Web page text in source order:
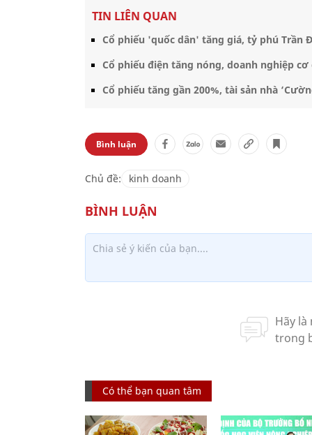
TIN LIÊN QUAN
Cổ phiếu 'quốc dân' tăng giá, tỷ phú Trần
Cổ phiếu điện tăng nóng, doanh nghiệp
Cổ phiếu tăng gần 200%, tài sản nhà
Bình luận
Chủ đề: kinh doanh
Có thể bạn quan tâm